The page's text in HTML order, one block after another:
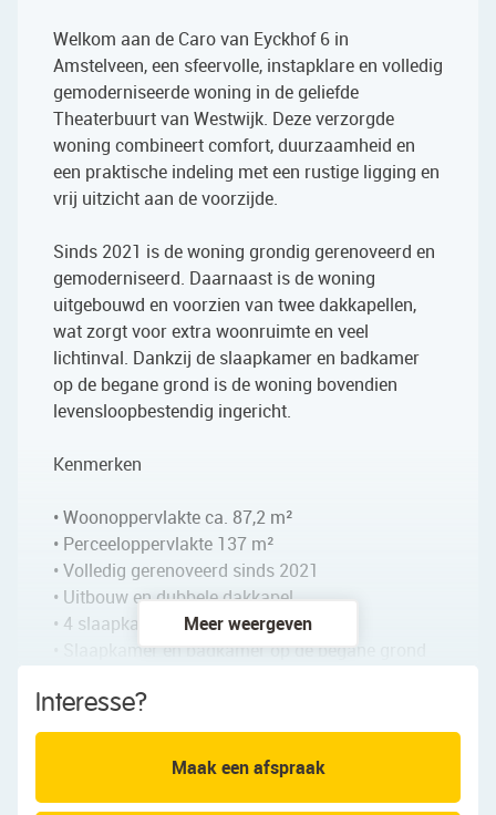
Welkom aan de Caro van Eyckhof 6 in
Amstelveen, een sfeervolle, instapklare en volledig
gemoderniseerde woning in de geliefde
Theaterbuurt van Westwijk. Deze verzorgde
woning combineert comfort, duurzaamheid en
een praktische indeling met een rustige ligging en
vrij uitzicht aan de voorzijde.
Sinds 2021 is de woning grondig gerenoveerd en
gemoderniseerd. Daarnaast is de woning
uitgebouwd en voorzien van twee dakkapellen,
wat zorgt voor extra woonruimte en veel
lichtinval. Dankzij de slaapkamer en badkamer
op de begane grond is de woning bovendien
levensloopbestendig ingericht.
Kenmerken
• Woonoppervlakte ca. 87,2 m²
• Perceeloppervlakte 137 m²
• Volledig gerenoveerd sinds 2021
• Uitbouw en dubbele dakkapel
• 4 slaapkamers
• Slaapkamer en badkamer op de begane grond
• Zonnige achtertuin op het zuiden
• Vrij uitzicht aan de voorzijde
• 9 zonnepanelen
• Energielabel A
Meer weergeven
Interesse?
Maak een afspraak